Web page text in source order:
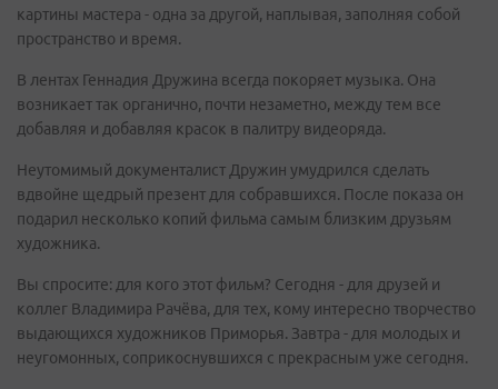
картины мастера - одна за другой, наплывая, заполняя собой
пространство и время.
В лентах Геннадия Дружина всегда покоряет музыка. Она
возникает так органично, почти незаметно, между тем все
добавляя и добавляя красок в палитру видеоряда.
Неутомимый документалист Дружин умудрился сделать
вдвойне щедрый презент для собравшихся. После показа он
подарил несколько копий фильма самым близким друзьям
художника.
Вы спросите: для кого этот фильм? Сегодня - для друзей и
коллег Владимира Рачёва, для тех, кому интересно творчество
выдающихся художников Приморья. Завтра - для молодых и
неугомонных, соприкоснувшихся с прекрасным уже сегодня.